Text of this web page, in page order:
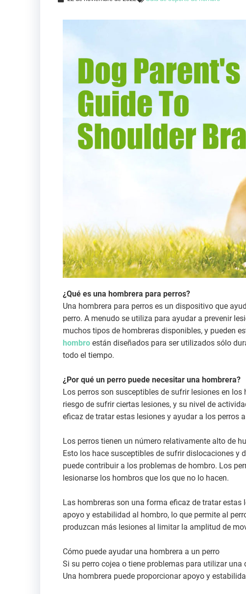
¿Qué es una hombrera para perros?
Una hombrera para perros es un dispositivo que
perro. A menudo se utiliza para ayudar a prevenir
muchos tipos de hombreras disponibles, y pueden
hombro están diseñados para ser utilizados sólo
todo el tiempo.
¿Por qué un perro puede necesitar una hombrera?
Los perros son susceptibles de sufrir lesiones en
riesgo de sufrir ciertas lesiones, y su nivel de
eficaz de tratar estas lesiones y ayudar a los perros
Los perros tienen un número relativamente alto de
Esto los hace susceptibles de sufrir dislocaciones y
puede contribuir a los problemas de hombro. Los
lesionarse los hombros que los que no lo hacen.
Las hombreras son una forma eficaz de tratar
apoyo y estabilidad al hombro, lo que permite al
produzcan más lesiones al limitar la amplitud de
Cómo puede ayudar una hombrera a un perro
Si su perro cojea o tiene problemas para utilizar
Una hombrera puede proporcionar apoyo y